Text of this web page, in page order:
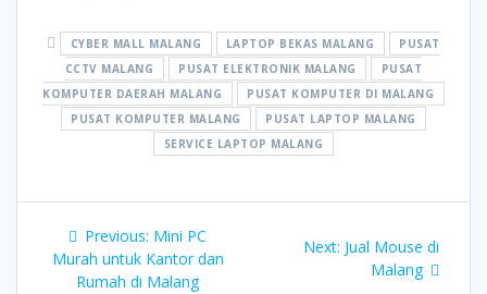
CYBER MALL MALANG LAPTOP BEKAS MALANG
PUSAT
CCTV MALANG
PUSAT ELEKTRONIK MALANG
PUSAT
KOMPUTER DAERAH MALANG
PUSAT KOMPUTER DI MALANG
PUSAT KOMPUTER MALANG
PUSAT LAPTOP MALANG
SERVICE LAPTOP MALANG
Post
navigation
Previous: Previous
post:
Mini PC
Murah untuk Kantor dan
Rumah di Malang
Next: Next
post:
Jual Mouse di
Malang